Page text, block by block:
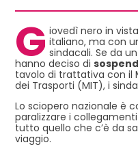
G iovedì nero in
italiano, ma con
sindacali. Se da
hanno deciso di
tavolo di trattativa con il
dei Trasporti (MIT), i
Lo sciopero nazionale è
paralizzare i
tutto quello che c’è da
viaggio.